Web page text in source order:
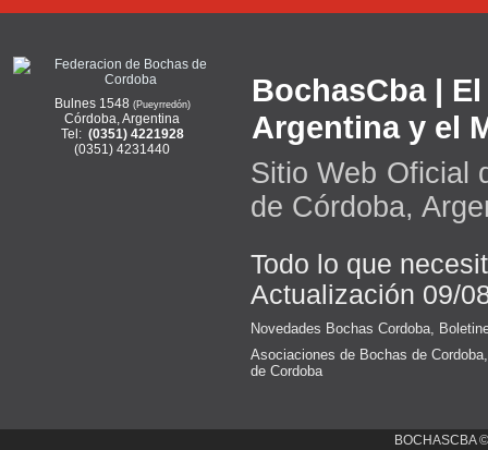
Bulnes 1548 (Pueyrredón)
Córdoba, Argentina
Tel: (0351) 4221928
(0351) 4231440
BochasCba |
Argentina y el
Sitio Web Oficial
de Córdoba,
Todo lo que
Actualización 09/
Novedades Bochas Cordoba
Asociaciones de Bochas de Cordoba
de Cordoba
BOCHASCBA